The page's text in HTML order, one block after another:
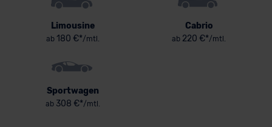
Limousine
ab 180 €*/mtl.
Cabrio
ab 220 €*/mtl.
Sportwagen
ab 308 €*/mtl.